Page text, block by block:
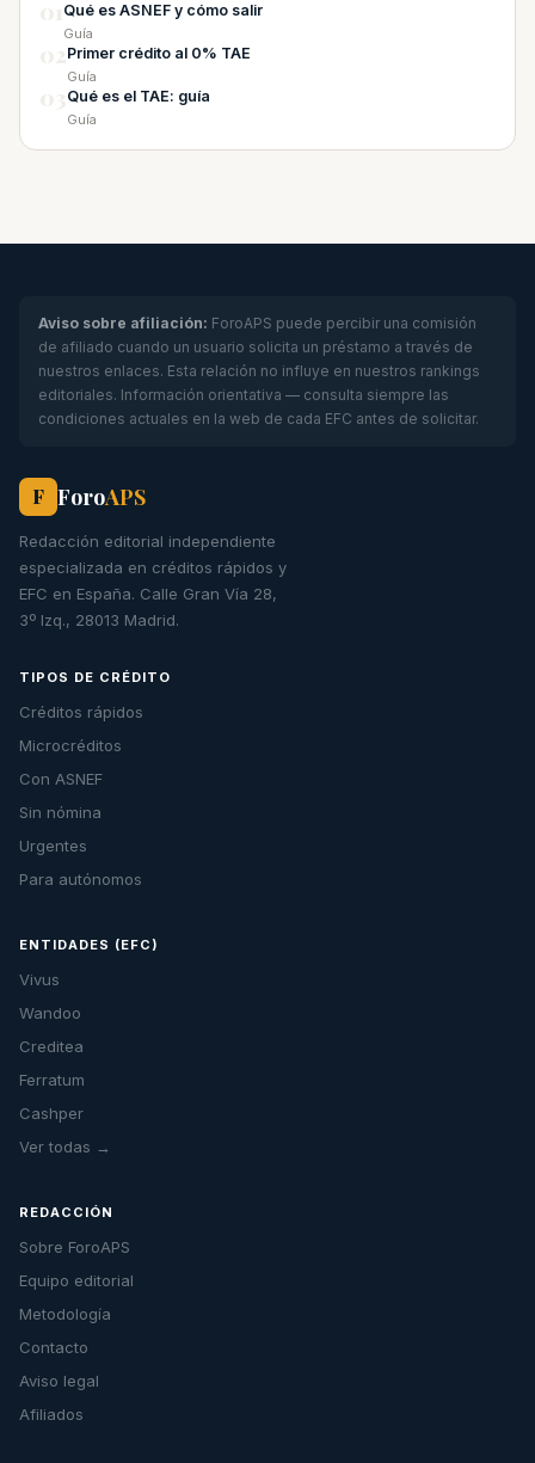
Qué es ASNEF y cómo salir
Guía
Primer crédito al 0% TAE
Guía
Qué es el TAE: guía
Guía
Aviso sobre afiliación: ForoAPS puede percibir una comisión
de afiliado cuando un usuario solicita un préstamo a través de
nuestros enlaces. Esta relación no influye en nuestros rankings
editoriales. Información orientativa — consulta siempre las
condiciones actuales en la web de cada EFC antes de solicitar.
F ForoAPS
Redacción editorial independiente
especializada en créditos rápidos y
EFC en España. Calle Gran Vía 28,
3º Izq., 28013 Madrid.
TIPOS DE CRÉDITO
Créditos rápidos
Microcréditos
Con ASNEF
Sin nómina
Urgentes
Para autónomos
ENTIDADES (EFC)
Vivus
Wandoo
Creditea
Ferratum
Cashper
Ver todas →
REDACCIÓN
Sobre ForoAPS
Equipo editorial
Metodología
Contacto
Aviso legal
Afiliados